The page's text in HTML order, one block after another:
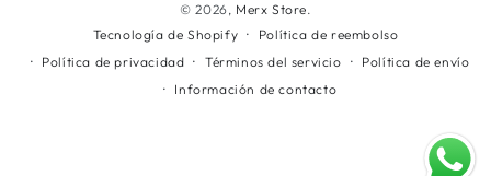
© 2026, Merx Store.
Tecnología de Shopify
Política de reembolso
Política de privacidad
Términos del servicio
Política de envío
Información de contacto